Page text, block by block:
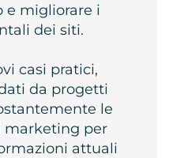
e migliorare i
dei siti.
casi pratici,
da progetti
le
marketing per
attuali